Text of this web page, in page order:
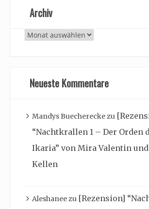
Archiv
Archiv
Neueste Kommentare
Mandys Buechereckezu
“Nachtkrallen 1 – Der Orden
Ikaria” von Mira Valentin
Kellen
Aleshaneezu [Rezension]